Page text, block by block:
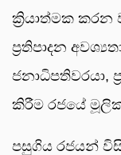
ක්‍රියාත්මක කරන
ප්‍රතිපාදන
ජනාධිපතිවරයා,
කිරීම රජයේ
පසුගිය රජයන්